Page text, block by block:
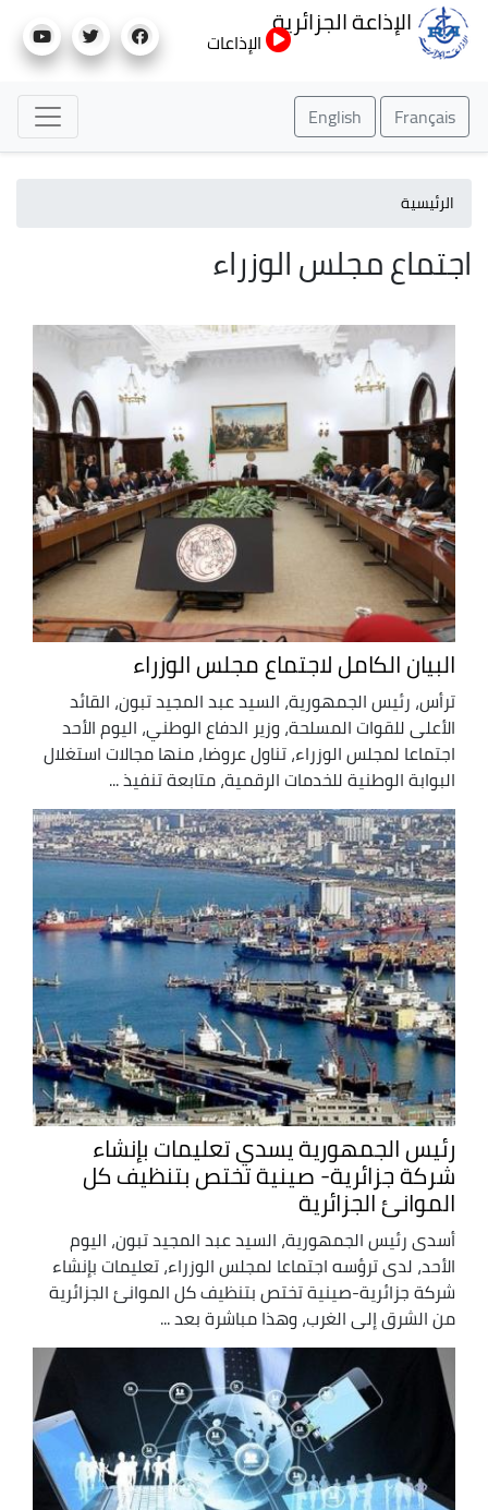
إلى
الإذاعة الجزائرية
الإذاعات
Français
English
الرئيسية
اجتماع مجلس الوزراء
البيان الكامل لاجتماع مجلس الوزراء
ترأس، رئيس الجمهورية، السيد عبد المجيد تبون، القائد
الأعلى للقوات المسلحة، وزير الدفاع الوطني، اليوم الأحد
اجتماعا لمجلس الوزراء، تناول عروضا، منها مجالات استغلال
البوابة الوطنية للخدمات الرقمية، متابعة تنفيذ ...
رئيس الجمهورية يسدي تعليمات بإنشاء
شركة جزائرية- صينية تختص بتنظيف كل
الموانئ الجزائرية
أسدى رئيس الجمهورية، السيد عبد المجيد تبون، اليوم
الأحد، لدى ترؤسه اجتماعا لمجلس الوزراء، تعليمات بإنشاء
شركة جزائرية-صينية تختص بتنظيف كل الموانئ الجزائرية
من الشرق إلى الغرب، وهذا مباشرة بعد ...